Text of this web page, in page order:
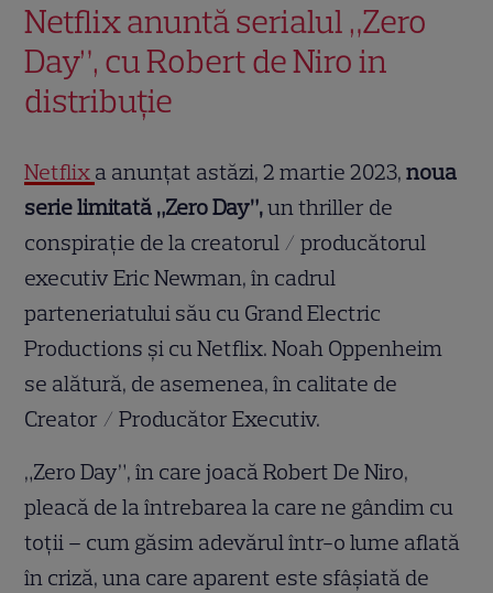
Netflix anuntă serialul „Zero
Day”, cu Robert de Niro in
distribuție
Netflix a anunțat astăzi, 2 martie 2023,noua
serie limitată „Zero Day”,un thriller de
conspirație de la creatorul / producătorul
executiv Eric Newman, în cadrul
parteneriatului său cu Grand Electric
Productions și cu Netflix. Noah Oppenheim
se alătură, de asemenea, în calitate de
Creator / Producător Executiv.
„Zero Day”, în care joacă Robert De Niro,
pleacă de la întrebarea la care ne gândim cu
toții – cum găsim adevărul într-o lume aflată
în criză, una care aparent este sfâșiată de